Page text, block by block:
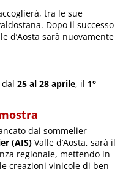
tra le sue
Dopo il successo
d’Aosta sarà nuovamente
dal25 al 28 aprile, il 1°
dai sommelier
(AIS) Valle d’Aosta, sarà il
regionale, mettendo in
creazioni vinicole di ben